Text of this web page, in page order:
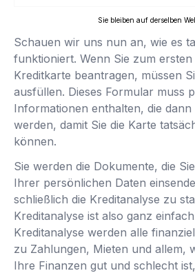
Sie bleiben auf derselben
Schauen wir uns nun an, wie es
funktioniert. Wenn Sie zum ersten
Kreditkarte beantragen, müssen
ausfüllen. Dieses Formular muss
Informationen enthalten, die
werden, damit Sie die Karte
können.
Sie werden die Dokumente, die
Ihrer persönlichen Daten
schließlich die Kreditanalyse zu
Kreditanalyse ist also ganz
Kreditanalyse werden alle
zu Zahlungen, Mieten und allem,
Ihre Finanzen gut und schlecht